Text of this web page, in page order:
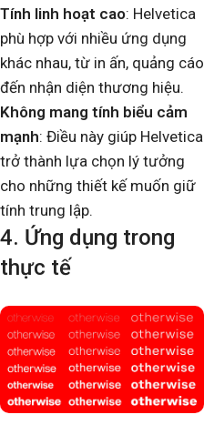
Tính linh hoạt cao: Helvetica
phù hợp với nhiều ứng dụng
khác nhau, từ in ấn, quảng cáo
đến nhận diện thương hiệu.
Không mang tính biểu cảm
mạnh: Điều này giúp Helvetica
trở thành lựa chọn lý tưởng
cho những thiết kế muốn giữ
tính trung lập.
4. Ứng dụng trong
thực tế